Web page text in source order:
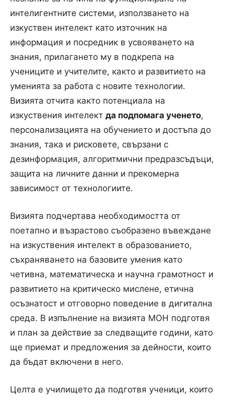
интелигентните системи, използването на
изкуствен интелект като източник на
информация и посредник в усвояването на
знания, прилагането му в подкрепа на
учениците и учителите, както и развитието на
уменията за работа с новите технологии.
Визията отчита както потенциала на
изкуствения интелект да подпомага ученето,
персонализацията на обучението и достъпа до
знания, така и рисковете, свързани с
дезинформация, алгоритмични предразсъдъци,
защита на личните данни и прекомерна
зависимост от технологиите.
Визията подчертава необходимостта от
поетапно и възрастово съобразено въвеждане
на изкуствения интелект в образованието,
съхраняването на базовите умения като
четивна, математическа и научна грамотност и
развитието на критическо мислене, етична
осъзнатост и отговорно поведение в дигитална
среда. В изпълнение на визията МОН подготвя
и план за действие за следващите години, като
ще приемат и предложения за дейности, които
да бъдат включени в него.
Целта е училището да подготвя ученици, които